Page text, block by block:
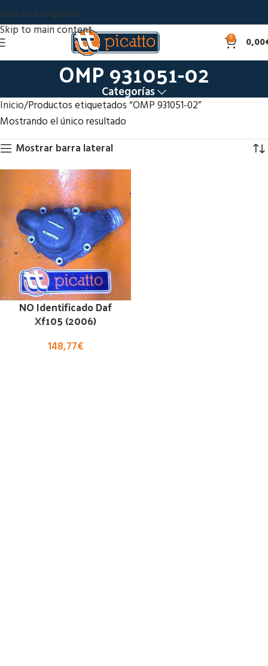
Skip to navigation
Skip to main content
0 0,00
OMP 931051-02
Categorías
Inicio Productos etiquetados “OMP 931051-02”
Mostrando el único resultado
Mostrar barra lateral
NO Identificado Daf
Xf105 (2006)
148,77€